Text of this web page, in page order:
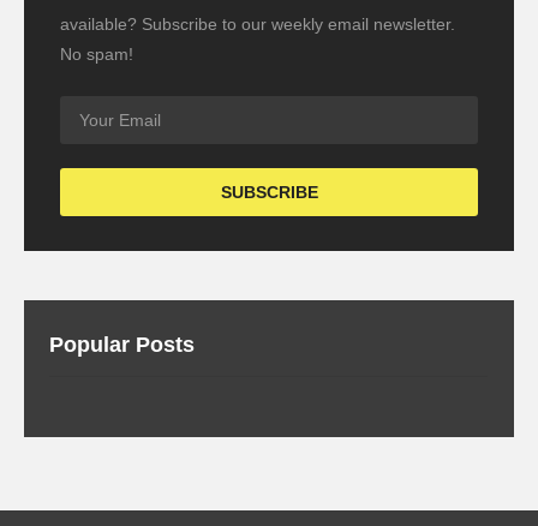
available? Subscribe to our weekly email newsletter.
No spam!
Popular Posts